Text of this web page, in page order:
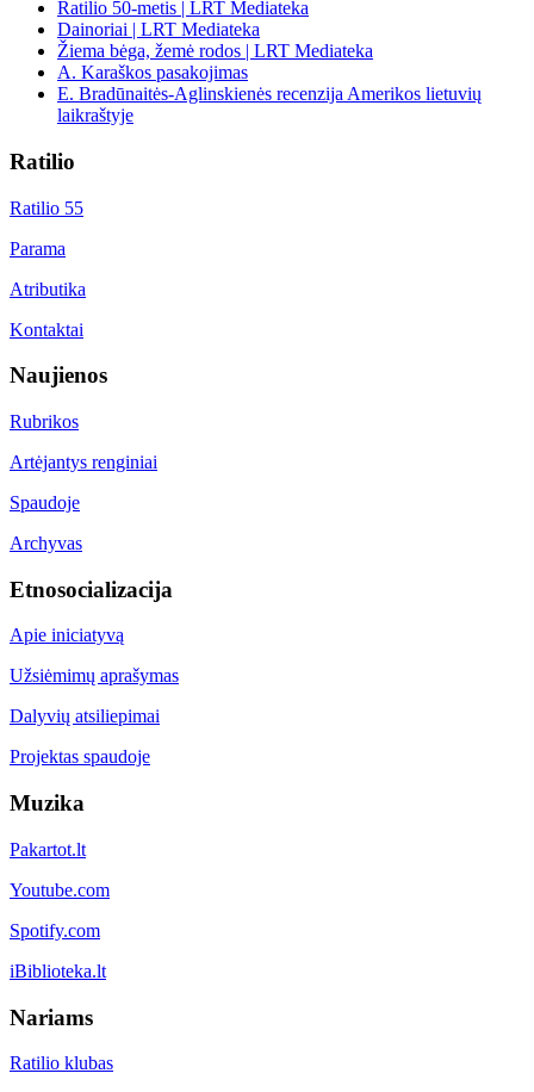
Ratilio 50-metis | LRT Mediateka
Dainoriai | LRT Mediateka
Žiema bėga, žemė rodos | LRT Mediateka
A. Karaškos pasakojimas
E. Bradūnaitės-Aglinskienės recenzija Amerikos lietuvių
laikraštyje
Ratilio
Ratilio 55
Parama
Atributika
Kontaktai
Naujienos
Rubrikos
Artėjantys renginiai
Spaudoje
Archyvas
Etnosocializacija
Apie iniciatyvą
Užsiėmimų aprašymas
Dalyvių atsiliepimai
Projektas spaudoje
Muzika
Pakartot.lt
Youtube.com
Spotify.com
iBiblioteka.lt
Nariams
Ratilio klubas